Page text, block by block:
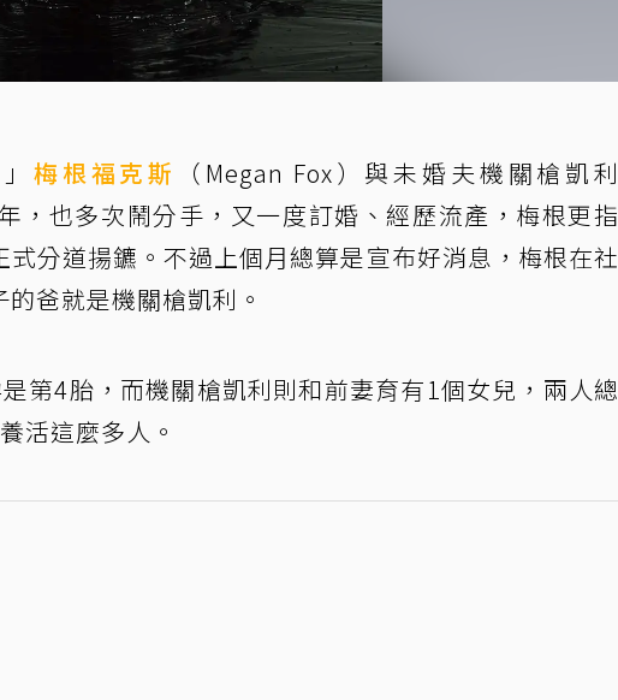
梅根福克斯
（Megan Fox）與未婚夫機關槍凱利
，也多次鬧分手，又一度訂婚、經歷流產，梅根更指
分道揚鑣。不過上個月總算是宣布好消息，梅根在社
爸就是機關槍凱利。
第4胎，而機關槍凱利則和前妻育有1個女兒，兩人總
活這麼多人。